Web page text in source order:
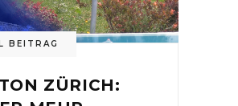
BEITRAG
ZÜRICH: